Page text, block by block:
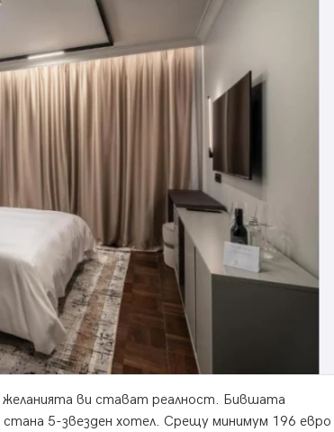
ви стават реалност. Бившата
5-звезден хотел. Срещу минимум 196 евро